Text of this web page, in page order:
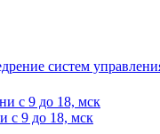
с 9 до 18, мск
с 9 до 18, мск